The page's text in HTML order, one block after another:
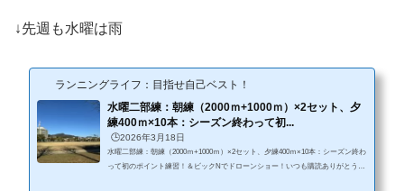
↓先週も水曜は雨
ランニングライフ：目指せ自己ベスト！
水曜二部練：朝練（2000ｍ+1000ｍ）×2セット、夕
練400ｍ×10本：シーズン終わって初...
🕒️2026年3月18日
水曜二部練：朝練（2000ｍ+1000ｍ）×2セット、夕練400ｍ×10本：シーズン終わ
って初のポイント練習！＆ビックNでドローンショー！いつも購読ありがとうご